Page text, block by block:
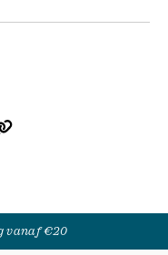
vanaf €20